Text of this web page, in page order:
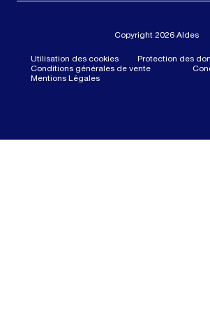
Copyright 2026 Aldes
Utilisation des cookies
Protection des
Conditions générales de vente
Mentions Légales